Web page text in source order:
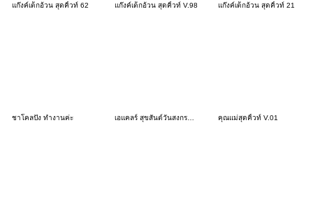
แก๊งค์เด็กอ้วน สุดคิ้วท์ 62 แก๊งค์เด็กอ้วน สุดคิ้วท์ V.98 แก๊งค์เด็กอ้วน สุดคิ้วท์ 21
ชาโคลปัง ทำงานค่ะ คุณแม่สุดคิ้วท์ V.01